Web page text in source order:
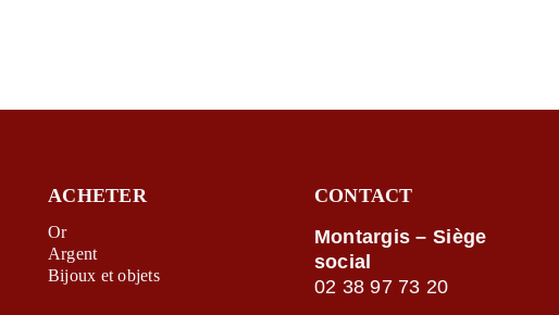
ACHETER
Or
Argent
Bijoux et objets
CONTACT
Montargis – Siège
social
02 38 97 73 20